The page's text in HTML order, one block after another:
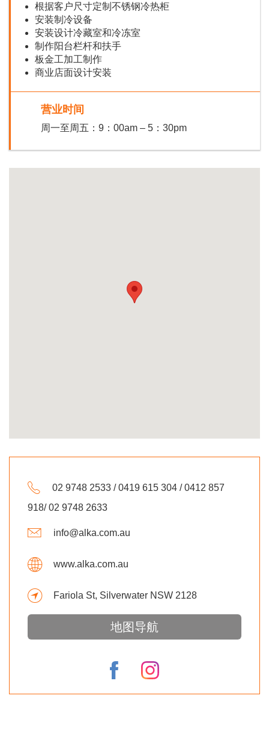
根据客户尺寸定制不锈钢冷热柜
安装制冷设备
安装设计冷藏室和冷冻室
制作阳台栏杆和扶手
板金工加工制作
商业店面设计安装
营业时间
周一至周五：9：00am – 5：30pm
02 9748 2533 / 0419 615 304 / 0412 857
918/ 02 9748 2633
info@alka.com.au
www.alka.com.au
Fariola St, Silverwater NSW 2128
地图导航